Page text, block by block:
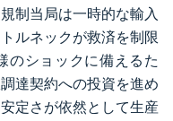
制当局は一時的な輸入
ルネックが救済を制限
のショックに備えるた
達契約への投資を進め
定さが依然として生産